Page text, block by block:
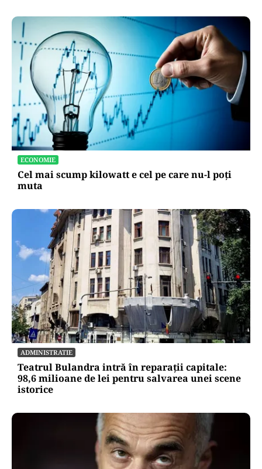
ECONOMIE
Cel mai scump kilowatt e cel pe care nu-l poți
muta
ADMINISTRATIE
Teatrul Bulandra intră în reparații capitale:
98,6 milioane de lei pentru salvarea unei scene
istorice